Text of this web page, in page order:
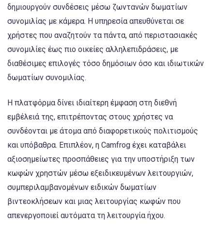
δημιουργούν συνδέσεις μέσω ζωντανών δωματίων
συνομιλίας με κάμερα. Η υπηρεσία απευθύνεται σε
χρήστες που αναζητούν τα πάντα, από περιστασιακές
συνομιλίες έως πιο οικείες αλληλεπιδράσεις, με
διαθέσιμες επιλογές τόσο δημόσιων όσο και ιδιωτικών
δωματίων συνομιλίας.
Η πλατφόρμα δίνει ιδιαίτερη έμφαση στη διεθνή
εμβέλειά της, επιτρέποντας στους χρήστες να
συνδέονται με άτομα από διαφορετικούς πολιτισμούς
και υπόβαθρα. Επιπλέον, η Camfrog έχει καταβάλει
αξιοσημείωτες προσπάθειες για την υποστήριξη των
κωφών χρηστών μέσω εξειδικευμένων λειτουργιών,
συμπεριλαμβανομένων ειδικών δωματίων
βιντεοκλήσεων και μιας λειτουργίας κωφών που
απενεργοποιεί αυτόματα τη λειτουργία ήχου.